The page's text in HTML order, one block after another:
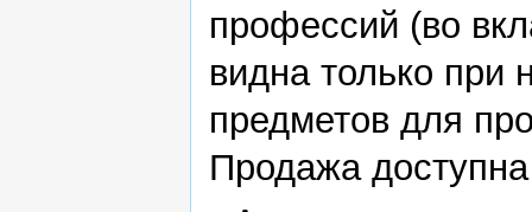
профессий (во
видна только при
предметов для
Продажа